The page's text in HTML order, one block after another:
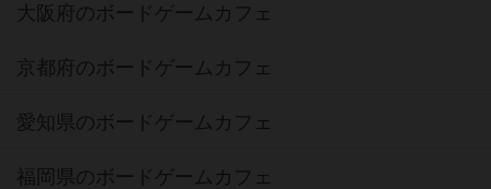
大阪府のボードゲームカフェ
京都府のボードゲームカフェ
愛知県のボードゲームカフェ
福岡県のボードゲームカフェ